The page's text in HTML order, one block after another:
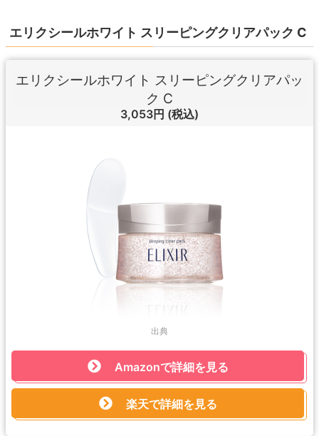
エリクシールホワイト スリーピングクリアパック C
エリクシールホワイト スリーピングクリアパッ
ク C
3,053円 (税込)
出典
Amazonで詳細を見る
楽天で詳細を見る